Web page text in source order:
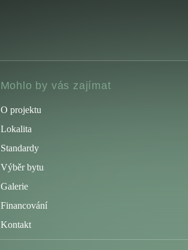
Mohlo by vás zajímat
O projektu
Lokalita
Standardy
Výběr bytu
Galerie
Financování
Kontakt